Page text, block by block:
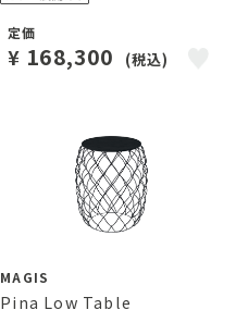
定価
¥ 168,300 (税込)
MAGIS
Pina Low Table